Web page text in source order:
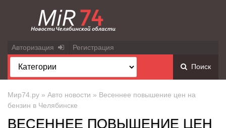
Авторизация Регистрация
Поиск
Мир74.ру » Авто новости » Весеннее повышение цен на
бензин в Челябинске
ВЕСЕННЕЕ ПОВЫШЕНИЕ ЦЕН